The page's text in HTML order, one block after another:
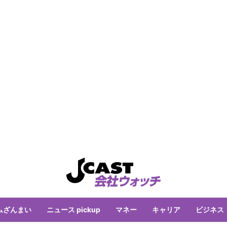
ざんまい ニュース pickup マネー キャリア ビジネス